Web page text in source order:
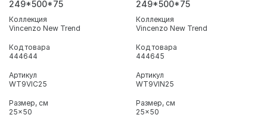
249*500*75
Коллекция
Vincenzo New Trend
Код товара
444644
Артикул
WT9VIC25
Размер, см
25x50
249*500*75
Коллекция
Vincenzo New Trend
Код товара
444645
Артикул
WT9VIN25
Размер, см
25x50